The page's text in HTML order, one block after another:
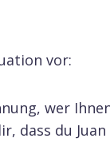
vor:
wer
dass du